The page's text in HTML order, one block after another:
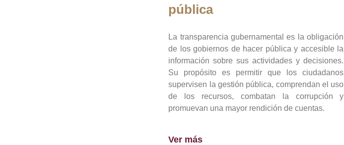
pública
La transparencia gubernamental es la obligación
de los gobiernos de hacer pública y accesible la
información sobre sus actividades y decisiones.
Su propósito es permitir que los ciudadanos
supervisen la gestión pública, comprendan el uso
de los recursos, combatan la corrupción y
promuevan una mayor rendición de cuentas.
Ver más